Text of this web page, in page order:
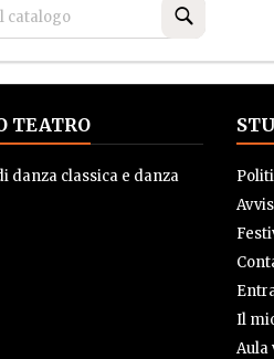
TEATRO
danza classica e danza
Il
Aula